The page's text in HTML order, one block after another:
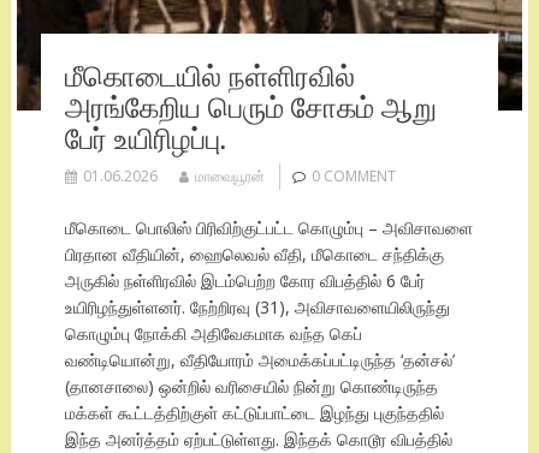
மீகொடையில் நள்ளிரவில்
அரங்கேறிய பெரும் சோகம் ஆறு
பேர் உயிரிழப்பு.
01.06.2026 மாவையூரன் 0 COMMENT
மீகொடை பொலிஸ் பிரிவிற்குட்பட்ட கொழும்பு – அவிசாவளை
பிரதான வீதியின், ஹைலெவல் வீதி, மீகொடை சந்திக்கு
அருகில் நள்ளிரவில் இடம்பெற்ற கோர விபத்தில் 6 பேர்
உயிரிழந்துள்ளனர். நேற்றிரவு (31), அவிசாவளையிலிருந்து
கொழும்பு நோக்கி அதிவேகமாக வந்த கெப்
வண்டியொன்று, வீதியோரம் அமைக்கப்பட்டிருந்த ‘தன்சல்’
(தானசாலை) ஒன்றில் வரிசையில் நின்று கொண்டிருந்த
மக்கள் கூட்டத்திற்குள் கட்டுப்பாட்டை இழந்து புகுந்ததில்
இந்த அனர்த்தம் ஏற்பட்டுள்ளது. இந்தக் கொடூர விபத்தில்